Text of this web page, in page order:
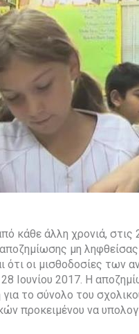
κάθε άλλη χρονιά,
μη
ότι οι μισθοδοσίες των
Ιουνίου 2017. Η
για το σύνολο του
προκειμένου να